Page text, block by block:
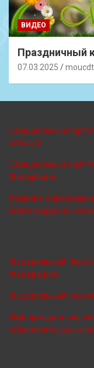
ВИДЕО
Праздничный
07.03.2025 moucdt
Официальный
области
Официальный сайт
Федерации
Комитет
Волгоградской
Федеральный Закон
Федерации»
Федеральный
Информационная
образовательным